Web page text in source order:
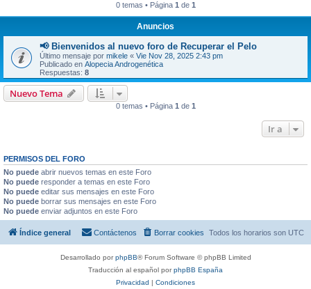
0 temas • Página 1 de 1
Anuncios
📢 Bienvenidos al nuevo foro de Recuperar el Pelo
Último mensaje por mikele « Vie Nov 28, 2025 2:43 pm
Publicado en Alopecia Androgenética
Respuestas: 8
Nuevo Tema
0 temas • Página 1 de 1
Ir a
PERMISOS DEL FORO
No puede abrir nuevos temas en este Foro
No puede responder a temas en este Foro
No puede editar sus mensajes en este Foro
No puede borrar sus mensajes en este Foro
No puede enviar adjuntos en este Foro
Índice general Todos los horarios son UTC
Borrar cookies
Contáctenos
Desarrollado porphpBB® Forum Software © phpBB Limited
Traducción al español porphpBB España
Privacidad | Condiciones